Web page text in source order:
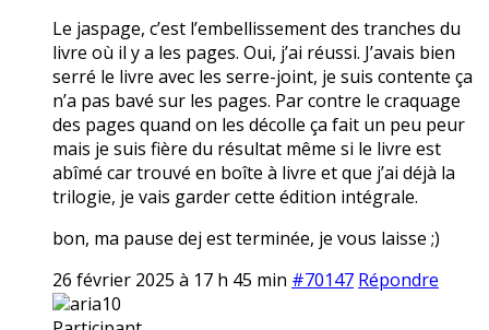
Le jaspage, c’est l’embellissement des tranches du
livre où il y a les pages. Oui, j’ai réussi. J’avais bien
serré le livre avec les serre-joint, je suis contente ça
n’a pas bavé sur les pages. Par contre le craquage
des pages quand on les décolle ça fait un peu peur
mais je suis fière du résultat même si le livre est
abîmé car trouvé en boîte à livre et que j’ai déjà la
trilogie, je vais garder cette édition intégrale.
bon, ma pause dej est terminée, je vous laisse ;)
26 février 2025 à 17 h 45 min #70147 Répondre
aria10